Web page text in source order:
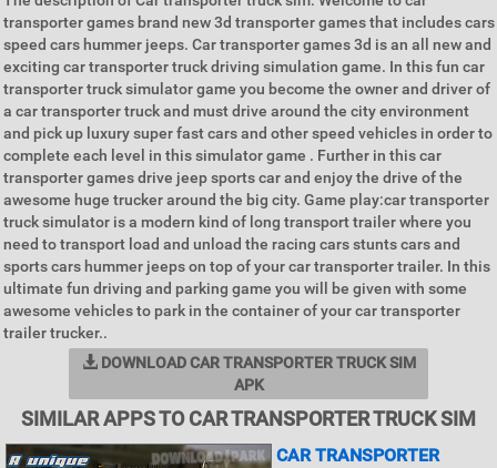
transporter games brand new 3d transporter games that includes cars
speed cars hummer jeeps. Car transporter games 3d is an all new and
exciting car transporter truck driving simulation game. In this fun car
transporter truck simulator game you become the owner and driver of
a car transporter truck and must drive around the city environment
and pick up luxury super fast cars and other speed vehicles in order to
complete each level in this simulator game . Further in this car
transporter games drive jeep sports car and enjoy the drive of the
awesome huge trucker around the big city. Game play:car transporter
truck simulator is a modern kind of long transport trailer where you
need to transport load and unload the racing cars stunts cars and
sports cars hummer jeeps on top of your car transporter trailer. In this
ultimate fun driving and parking game you will be given with some
awesome vehicles to park in the container of your car transporter
trailer trucker..
DOWNLOAD CAR TRANSPORTER TRUCK SIM
APK
SIMILAR APPS TO CAR TRANSPORTER TRUCK SIM
CAR TRANSPORTER